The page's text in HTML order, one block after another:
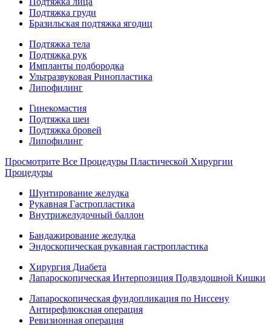
Подтяжка груди
Бразильская подтяжка ягодиц
Подтяжка тела
Подтяжка рук
Импланты подбородка
Ультразвуковая Ринопластика
Липофилинг
Гинекомастия
Подтяжка шеи
Подтяжка бровей
Липофилинг
Просмотрите Все Процедуры Пластической Хирургии
Процедуры
Шунтирование желудка
Рукавная Гастропластика
Внутрижелудочный баллон
Бандажирование желудка
Эндоскопическая рукавная гастропластика
Хирургия Диабета
Лапароскопическая Интерпозиция Подвздошной Кишки
Лапароскопическая фундопликация по Ниссену
Антирефлюксная операция
Ревизионная операция